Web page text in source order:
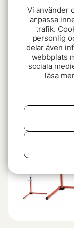
Jaw Jacker
Slutsåld
Vi använder
anpassa
trafik.
personlig
delar även
webbplats
sociala
läsa